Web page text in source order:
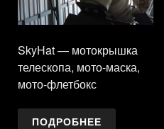
SkyHat — мотокрышка
телескопа, мото-маска,
мото-флетбокс
ПОДРОБНЕЕ